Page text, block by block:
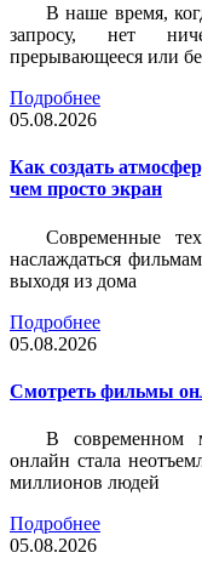
В наше время,
запросу, нет
прерывающееся или
Подробнее
05.08.2026
Как создать
чем просто экран
Современные
наслаждаться
выходя из дома
Подробнее
05.08.2026
Смотреть фильмы
В современном
онлайн стала
миллионов людей
Подробнее
05.08.2026